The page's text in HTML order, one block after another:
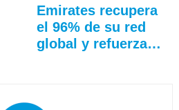
Emirates recupera
el 96% de su red
global y refuerza…